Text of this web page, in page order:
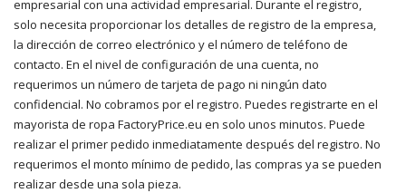
empresarial con una actividad empresarial. Durante el registro,
solo necesita proporcionar los detalles de registro de la empresa,
la dirección de correo electrónico y el número de teléfono de
contacto. En el nivel de configuración de una cuenta, no
requerimos un número de tarjeta de pago ni ningún dato
confidencial. No cobramos por el registro. Puedes registrarte en el
mayorista de ropa FactoryPrice.eu en solo unos minutos. Puede
realizar el primer pedido inmediatamente después del registro. No
requerimos el monto mínimo de pedido, las compras ya se pueden
realizar desde una sola pieza.